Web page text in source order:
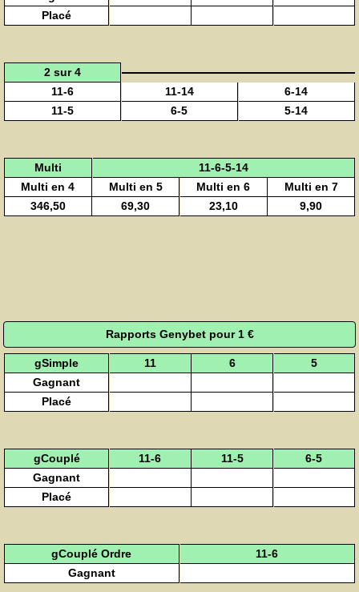
Placé
2 sur 4
11-6
11-14
6-14
11-5
6-5 5-14
Multi
11-6-5-14
Multi en 4
Multi en 5 Multi en 6
Multi en 7
346,50
69,30 23,10 9,90
Rapports Genybet pour 1 €
gSimple 11 6
5
Gagnant
Placé
gCouplé 11-6 11-5
6-5
Gagnant
Placé
gCouplé Ordre
11-6
Gagnant